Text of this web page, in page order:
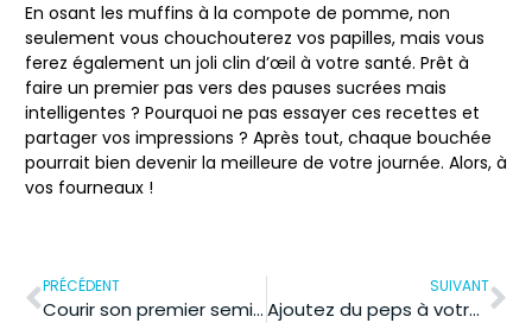
En osant les muffins à la compote de pomme, non
seulement vous chouchouterez vos papilles, mais vous
ferez également un joli clin d’œil à votre santé. Prêt à
faire un premier pas vers des pauses sucrées mais
intelligentes ? Pourquoi ne pas essayer ces recettes et
partager vos impressions ? Après tout, chaque bouchée
pourrait bien devenir la meilleure de votre journée. Alors, à
vos fourneaux !
PRÉCÉDENT
Courir son premier semi-marathon : le plan qui change tout
SUIVANT
Ajoutez du peps à votre santé avec le citron bergamote dans vos recettes